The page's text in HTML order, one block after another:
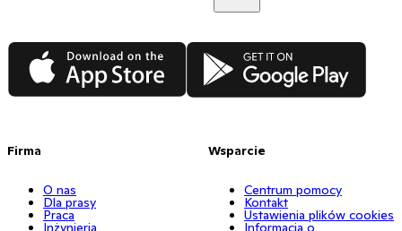
App Store Google Play
Firma
O nas
Dla prasy
Praca
Inżynieria
Wsparcie
Centrum pomocy
Kontakt
Ustawienia plików cookies
Informacja o